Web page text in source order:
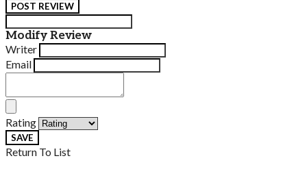
POST REVIEW
Modify Review
Writer
Email
Rating
SAVE
Return To List